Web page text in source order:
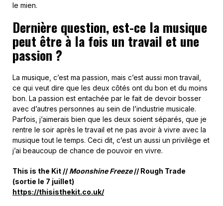
le mien.
Dernière question, est-ce la musique
peut être à la fois un travail et une
passion ?
La musique, c’est ma passion, mais c’est aussi mon travail,
ce qui veut dire que les deux côtés ont du bon et du moins
bon. La passion est entachée par le fait de devoir bosser
avec d’autres personnes au sein de l’industrie musicale.
Parfois, j’aimerais bien que les deux soient séparés, que je
rentre le soir après le travail et ne pas avoir à vivre avec la
musique tout le temps. Ceci dit, c’est un aussi un privilège et
j’ai beaucoup de chance de pouvoir en vivre.
This is the Kit // Moonshine Freeze// Rough Trade
(sortie le 7 juillet)
https://thisisthekit.co.uk/